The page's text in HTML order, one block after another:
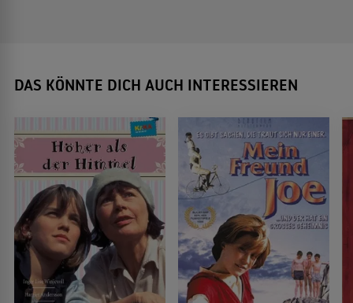
DAS KÖNNTE DICH AUCH INTERESSIEREN